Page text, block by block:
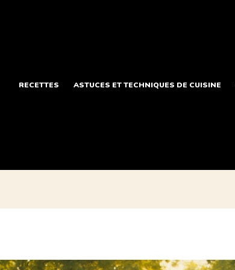
RECETTES ASTUCES ET TECHNIQUES DE CUISINE